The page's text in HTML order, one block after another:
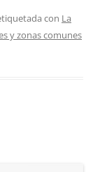
con La
y zonas comunes